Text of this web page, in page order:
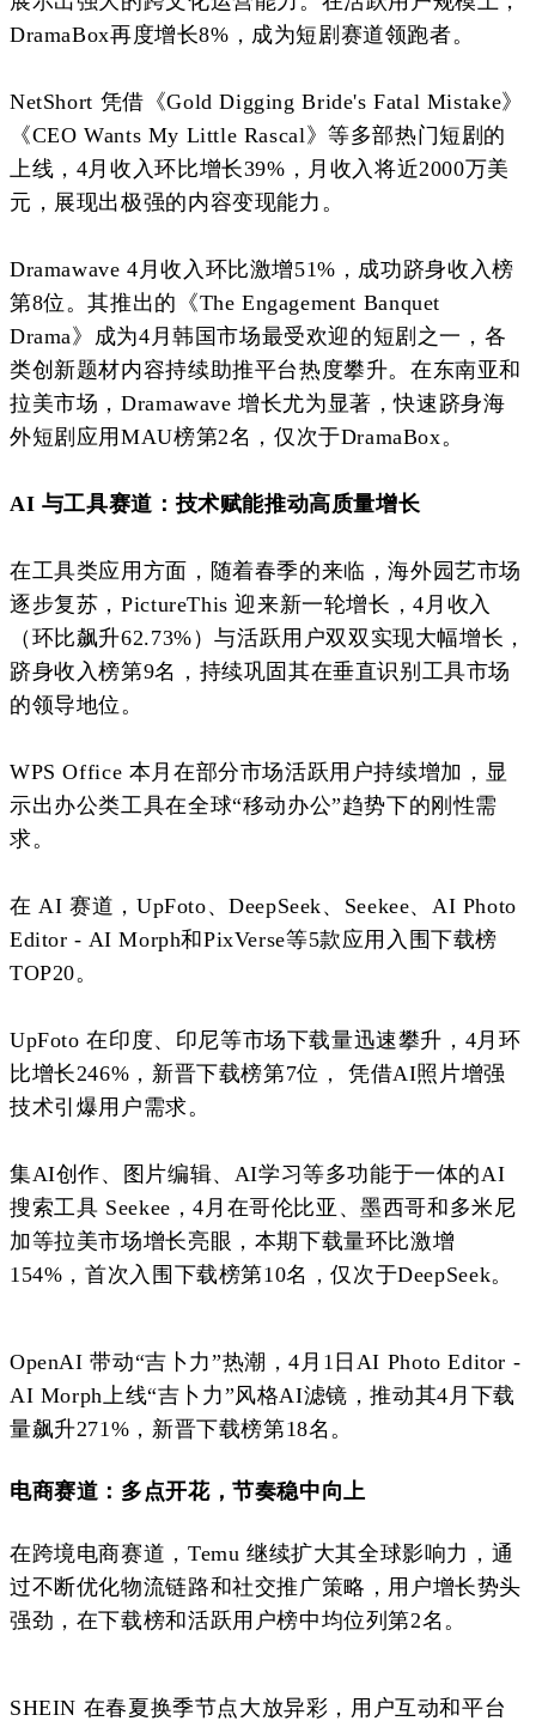
DramaBox再度增长8%，成为短剧赛道领跑者。
NetShort 凭借《Gold Digging Bride's Fatal Mistake》
《CEO Wants My Little Rascal》等多部热门短剧的
上线，4月收入环比增长39%，月收入将近2000万美
元 ，展现出极强的内容变现能力。
Dramawave 4月收入环比激增51%，成功跻身收入榜
第8位。其推出的《The Engagement Banquet
Drama》成为4月韩国市场最受欢迎的短剧之一，各
类创新题材内容持续助推平台热度攀升。在东南亚和
拉美市场，Dramawave 增长尤为显著，快速跻身海
外短剧应用MAU榜第2名，仅次于DramaBox。
AI 与工具赛道：技术赋能推动高质量增长
在工具类应用方面，随着春季的来临，海外园艺市场
逐步复苏，PictureThis 迎来新一轮增长，4月收入
（环比飙升62.73%）与活跃用户双双实现大幅增长，
跻身收入榜第9名，持续巩固其在垂直识别工具市场
的领导地位。
WPS Office 本月在部分市场活跃用户持续增加，显
示出办公类工具在全球“移动办公”趋势下的刚性需
求。
在 AI 赛道，UpFoto、DeepSeek、Seekee、AI Photo
Editor - AI Morph和PixVerse等5款应用入围下载榜
TOP20。
UpFoto 在印度、印尼等市场下载量迅速攀升，4月 环
比增长246%， 新晋下载榜第7位， 凭借AI照片增强
技术引爆用户需求。
集AI创作、图片编辑、AI学习等多功能于一体的AI
搜索工具 Seekee，4月在哥伦比亚、墨西哥和多米尼
加等拉美市场增长亮眼，本期下载量环比激增
154%，首次入围下载榜第10名，仅次于DeepSeek。
OpenAI 带动“吉卜力”热潮，4月1日AI Photo Editor -
AI Morph上线“吉卜力”风格AI滤镜，推动其4月下载
量飙升271%，新晋下载榜第18名。
电商赛道：多点开花，节奏稳中向上
在跨境电商赛道，Temu 继续扩大其全球影响力，通
过不断优化物流链路和社交推广策略，用户增长势头
强劲，在下载榜和活跃用户榜中均位列第2名。
SHEIN 在春夏换季节点大放异彩，用户互动和平台